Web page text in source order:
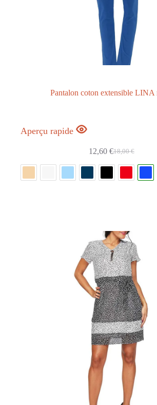
Pantalon coton extensible LINA
Aperçu rapide
18,00€
12,60 €